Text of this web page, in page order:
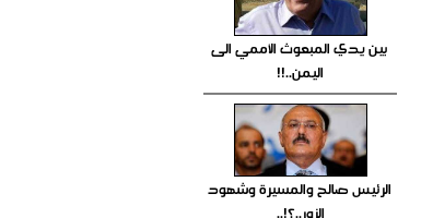
بين يدي المبعوث الأممي الى
اليمن..!!
الرئيس صالح والمسيرة وشهود
الزور..؟!..